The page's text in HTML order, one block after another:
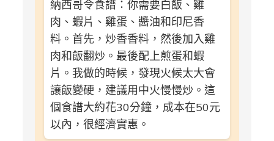
納西哥令食譜：你需要白飯、雞
肉、蝦片、雞蛋、醬油和印尼香
料。首先，炒香香料，然後加入雞
肉和飯翻炒。最後配上煎蛋和蝦
片。我做的時候，發現火候太大會
讓飯變硬，建議用中火慢慢炒。這
個食譜大約花30分鐘，成本在50元
以內，很經濟實惠。